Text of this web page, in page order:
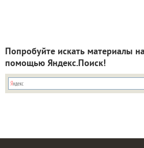
Попробуйте искать материалы
помощью Яндекс.Поиск!